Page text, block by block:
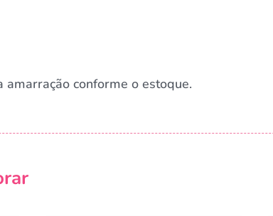
conforme o estoque.
Campanha lançada com sucesso!